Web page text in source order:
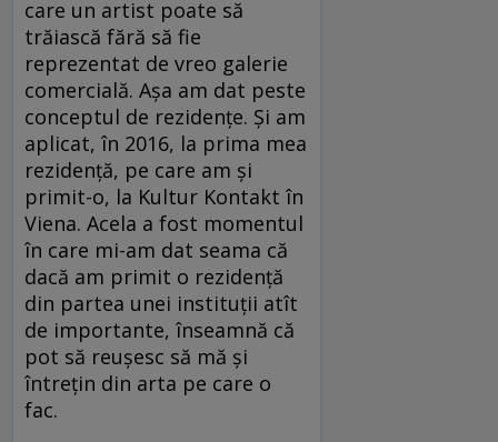
care un artist poate să
trăiască fără să fie
reprezentat de vreo galerie
comercială. Așa am dat peste
conceptul de rezidențe. Și am
aplicat, în 2016, la prima mea
rezidență, pe care am și
primit-o, la Kultur Kontakt în
Viena. Acela a fost momentul
în care mi-am dat seama că
dacă am primit o rezidență
din partea unei instituții atît
de importante, înseamnă că
pot să reușesc să mă și
întrețin din arta pe care o
fac.